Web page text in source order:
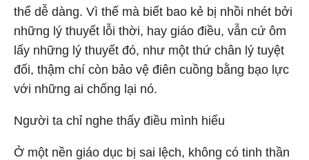
thể dễ dàng. Vì thế mà biết bao kẻ bị nhồi nhét bởi
những lý thuyết lỗi thời, hay giáo điều, vẫn cứ ôm
lấy những lý thuyết đó, như một thứ chân lý tuyệt
đối, thậm chí còn bảo vệ điên cuồng bằng bạo lực
với những ai chống lại nó.
Người ta chỉ nghe thấy điều mình hiểu
Ở một nền giáo dục bị sai lệch, không có tinh thần